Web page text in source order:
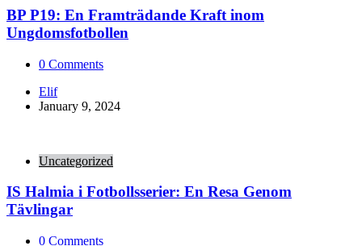
BP P19: En Framträdande Kraft inom
Ungdomsfotbollen
0 Comments
Posted
by
Elif
January 9, 2024
Uncategorized
IS Halmia i Fotbollsserier: En Resa Genom
Tävlingar
0 Comments